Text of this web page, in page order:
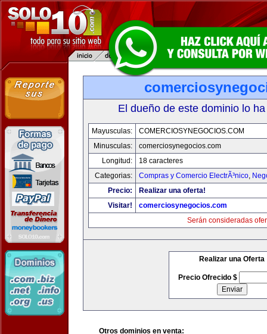
El dueño de este dominio lo
Mayusculas:
COMERCIOSYNEGOCIOS.COM
Minusculas:
comerciosynegocios.com
Longitud:
18 caracteres
Categorias:
Compras y Comercio ElectrÃ³nico,
Precio:
Realizar una oferta!
Visitar!
comerciosynegocios.com
Serán consideradas
Realizar una Oferta
Precio Ofrecido $
Otros dominios en venta: